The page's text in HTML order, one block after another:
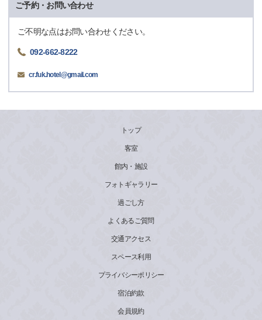
ご予約・お問い合わせ
ご不明な点はお問い合わせください。
092-662-8222
cr.fuk.hotel@gmail.com
トップ
客室
館内・施設
フォトギャラリー
過ごし方
よくあるご質問
交通アクセス
スペース利用
プライバシーポリシー
宿泊約款
会員規約